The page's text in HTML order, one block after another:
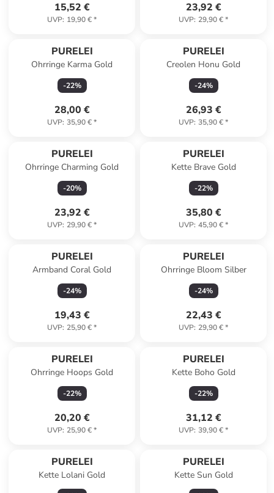
15,52 €
UVP: 19,90 €*
23,92 €
UVP: 29,90 €*
PURELEI
Ohrringe Karma Gold
-22%
28,00 €
UVP: 35,90 €*
PURELEI
Creolen Honu Gold
-24%
26,93 €
UVP: 35,90 €*
PURELEI
Ohrringe Charming Gold
-20%
23,92 €
UVP: 29,90 €*
PURELEI
Kette Brave Gold
-22%
35,80 €
UVP: 45,90 €*
PURELEI
Armband Coral Gold
-24%
19,43 €
UVP: 25,90 €*
PURELEI
Ohrringe Bloom Silber
-24%
22,43 €
UVP: 29,90 €*
PURELEI
Ohrringe Hoops Gold
-22%
20,20 €
UVP: 25,90 €*
PURELEI
Kette Boho Gold
-22%
31,12 €
UVP: 39,90 €*
PURELEI
Kette Lolani Gold
PURELEI
Kette Sun Gold